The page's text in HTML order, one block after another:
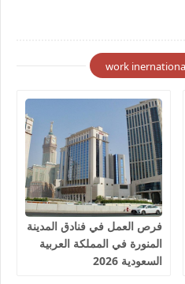
فرص العمل في فنادق المدينة
المنورة في المملكة العربية
السعودية 2026